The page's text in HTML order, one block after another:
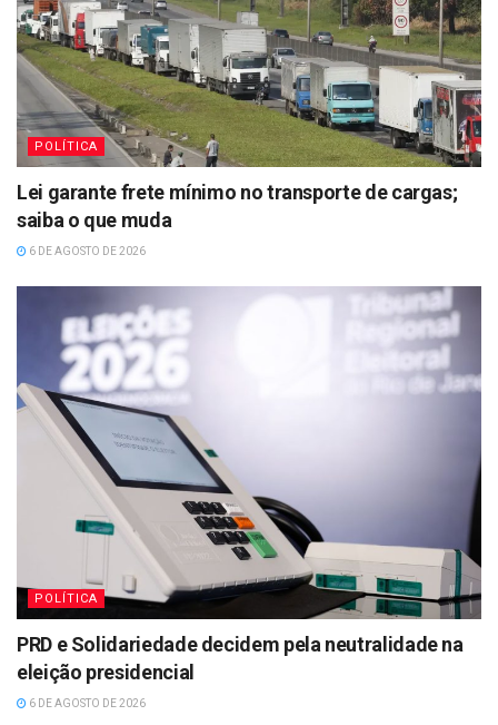
POLÍTICA
Lei garante frete mínimo no transporte de cargas;
saiba o que muda
6 DE AGOSTO DE 2026
POLÍTICA
PRD e Solidariedade decidem pela neutralidade na
eleição presidencial
6 DE AGOSTO DE 2026